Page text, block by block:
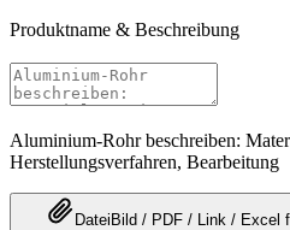
Produktname & Beschreibung
Aluminium-Rohr beschreiben:
Herstellungsverfahren, Bearbeitung
Datei Bild / PDF / Link / Excel